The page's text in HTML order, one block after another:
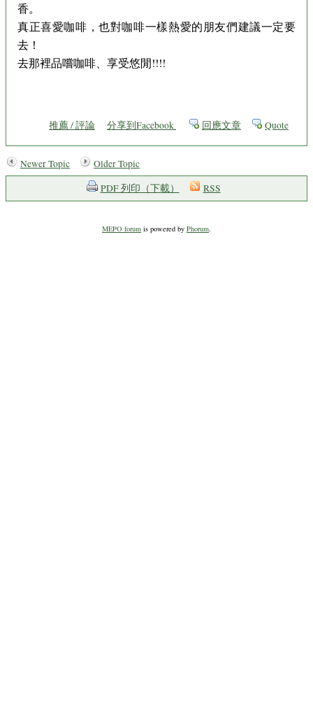
香。
真正喜愛咖啡，也對咖啡一樣熱愛的朋友們建議一定要
去！
去那裡品嚐咖啡、享受悠閒!!!!
推薦 / 評論 分享到Facebook 回應文章 Quote
Newer Topic
Older Topic
PDF 列印（下載）
RSS
MEPO forum is powered by Phorum.